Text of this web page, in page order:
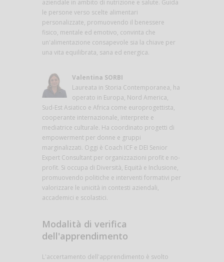
aziendale in ambito di nutrizione e salute. Guida
le persone verso scelte alimentari
personalizzate, promuovendo il benessere
fisico, mentale ed emotivo, convinta che
un'alimentazione consapevole sia la chiave per
una vita equilibrata, sana ed energica.
Valentina SORBI
Laureata in Storia Contemporanea, ha
operato in Europa, Nord America,
Sud-Est Asiatico e Africa come europrogettista,
cooperante internazionale, interprete e
mediatrice culturale. Ha coordinato progetti di
empowerment per donne e gruppi
marginalizzati. Oggi è Coach ICF e DEI Senior
Expert Consultant per organizzazioni profit e no-
profit. Si occupa di Diversità, Equità e Inclusione,
promuovendo politiche e interventi formativi per
valorizzare le unicità in contesti aziendali,
accademici e scolastici.
Modalità di verifica
dell'apprendimento
L'accertamento dell'apprendimento è svolto